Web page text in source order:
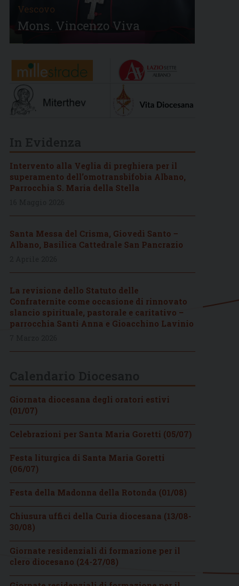
Vescovo
Mons. Vincenzo Viva
Intervento alla Veglia di preghiera per il
superamento dell’omotransbifobia Albano,
Parrocchia S. Maria della Stella
Santa Messa del Crisma, Giovedì Santo –
Albano, Basilica Cattedrale San Pancrazio
La revisione dello Statuto delle
Confraternite come occasione di rinnovato
slancio spirituale, pastorale e caritativo –
parrocchia Santi Anna e Gioacchino Lavinio
Giornata diocesana degli oratori estivi
(01/07)
Celebrazioni per Santa Maria Goretti (05/07)
Festa liturgica di Santa Maria Goretti
(06/07)
Festa della Madonna della Rotonda (01/08)
Chiusura uffici della Curia diocesana (13/08-
30/08)
Giornate residenziali di formazione per il
clero diocesano (24-27/08)